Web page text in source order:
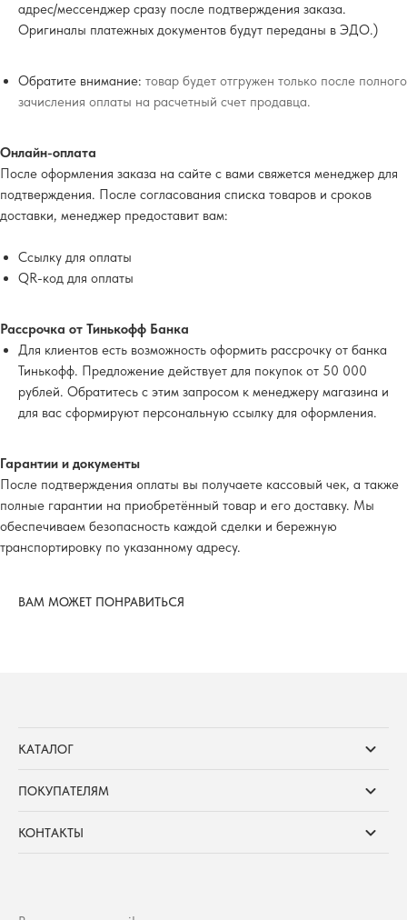
адрес/мессенджер сразу после подтверждения заказа.
Оригиналы платежных документов будут переданы в ЭДО.)
Обратите внимание: товар будет отгружен только после полного
зачисления оплаты на расчетный счет продавца.
Онлайн-оплата
После оформления заказа на сайте с вами свяжется менеджер для
подтверждения. После согласования списка товаров и сроков
доставки, менеджер предоставит вам:
Ссылку для оплаты
QR-код для оплаты
Рассрочка от Тинькофф Банка
Для клиентов есть возможность оформить рассрочку от банка
Тинькофф. Предложение действует для покупок от 50 000
рублей. Обратитесь с этим запросом к менеджеру магазина и
для вас сформируют персональную ссылку для оформления.
Гарантии и документы
После подтверждения оплаты вы получаете кассовый чек, а также
полные гарантии на приобретённый товар и его доставку. Мы
обеспечиваем безопасность каждой сделки и бережную
транспортировку по указанному адресу.
ВАМ МОЖЕТ ПОНРАВИТЬСЯ
КАТАЛОГ
ПОКУПАТЕЛЯМ
КОНТАКТЫ